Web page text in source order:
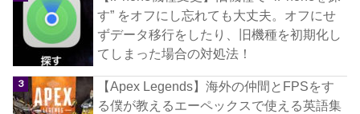
す” をオフにし忘れても大丈夫。オフにせ
ずデータ移行をしたり、旧機種を初期化し
てしまった場合の対処法！
【Apex Legends】海外の仲間とFPSをす
る僕が教えるエーペックスで使える英語集